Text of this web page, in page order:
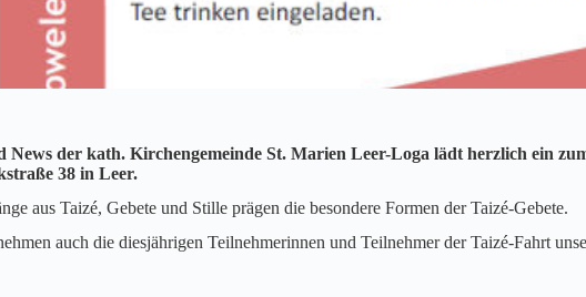
News der kath. Kirchengemeinde St. Marien Leer-Loga lädt herzlich ein
38 in Leer.
aus Taizé, Gebete und Stille prägen die besondere Formen der Taizé-Gebete.
auch die diesjährigen Teilnehmerinnen und Teilnehmer der Taizé-Fahrt